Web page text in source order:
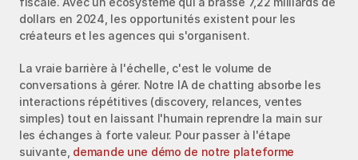
dollars en 2024, les opportunités existent pour les
créateurs et les agences qui s'organisent.
La vraie barrière à l'échelle, c'est le volume de
conversations à gérer. Notre IA de chatting absorbe les
interactions répétitives (discovery, relances, ventes
simples) tout en laissant l'humain reprendre la main sur
les échanges à forte valeur. Pour passer à l'étape
suivante, demande une démo de notre plateforme